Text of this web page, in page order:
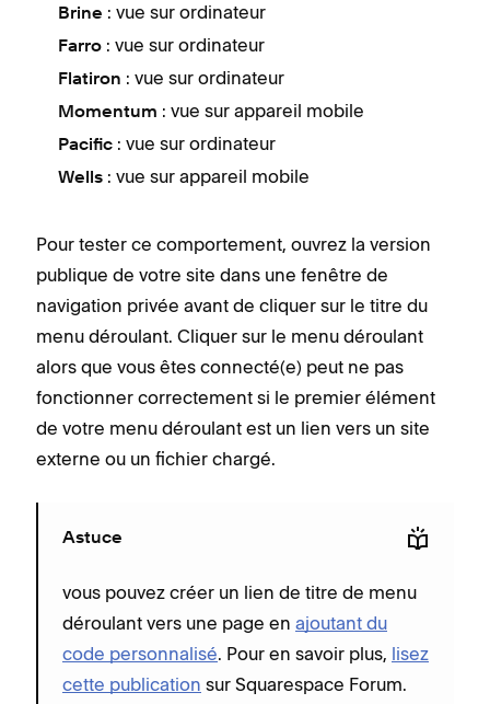
Brine : vue sur ordinateur
Farro : vue sur ordinateur
Flatiron : vue sur ordinateur
Momentum : vue sur appareil mobile
Pacific : vue sur ordinateur
Wells : vue sur appareil mobile
Pour tester ce comportement, ouvrez la version
publique de votre site dans une fenêtre de
navigation privée avant de cliquer sur le titre du
menu déroulant. Cliquer sur le menu déroulant
alors que vous êtes connecté(e) peut ne pas
fonctionner correctement si le premier élément
de votre menu déroulant est un lien vers un site
externe ou un fichier chargé.
Astuce
vous pouvez créer un lien de titre de menu
déroulant vers une page en ajoutant du
code personnalisé. Pour en savoir plus, lisez
cette publication sur Squarespace Forum.